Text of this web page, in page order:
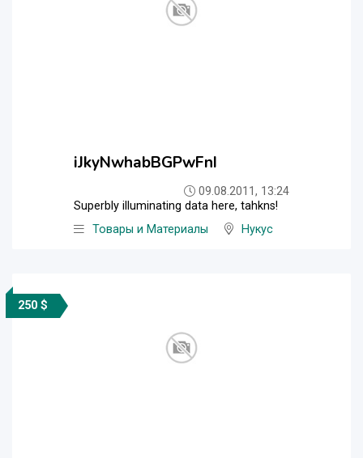
iJkyNwhabBGPwFnI
09.08.2011, 13:24
Superbly illuminating data here, tahkns!
Товары и Материалы
Нукус
250 $